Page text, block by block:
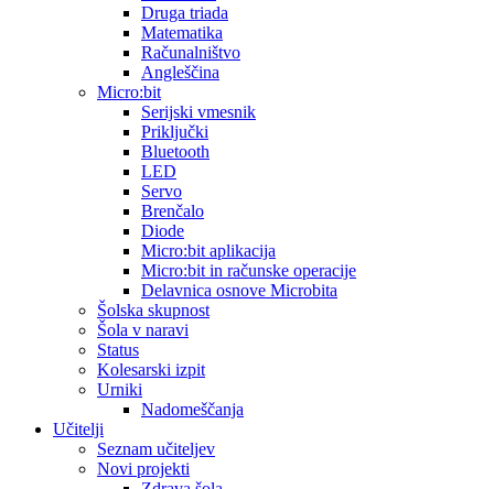
Druga triada
Matematika
Računalništvo
Angleščina
Micro:bit
Serijski vmesnik
Priključki
Bluetooth
LED
Servo
Brenčalo
Diode
Micro:bit aplikacija
Micro:bit in računske operacije
Delavnica osnove Microbita
Šolska skupnost
Šola v naravi
Status
Kolesarski izpit
Urniki
Nadomeščanja
Učitelji
Seznam učiteljev
Novi projekti